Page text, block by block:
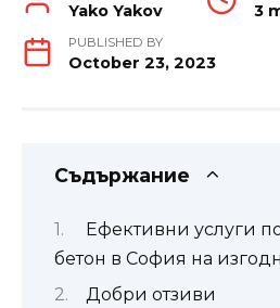
Yako Yakov 3
PUBLISHED BY
October 23, 2023
Съдържание
Ефективни услуги
бетон в София на
Добри отзиви